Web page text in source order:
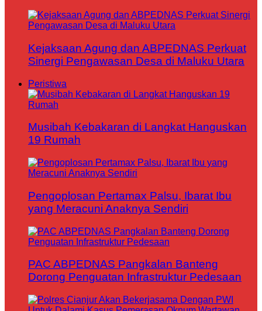
Kejaksaan Agung dan ABPEDNAS Perkuat
Sinergi Pengawasan Desa di Maluku Utara
Peristiwa
Musibah Kebakaran di Langkat Hanguskan
19 Rumah
Pengoplosan Pertamax Palsu, Ibarat Ibu
yang Meracuni Anaknya Sendiri
PAC ABPEDNAS Pangkalan Banteng
Dorong Penguatan Infrastruktur Pedesaan